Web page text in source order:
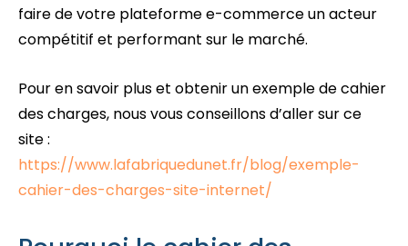
faire de votre plateforme e-commerce un acteur
compétitif et performant sur le marché.
Pour en savoir plus et obtenir un exemple de cahier
des charges, nous vous conseillons d’aller sur ce
site :
https://www.lafabriquedunet.fr/blog/exemple-
cahier-des-charges-site-internet/